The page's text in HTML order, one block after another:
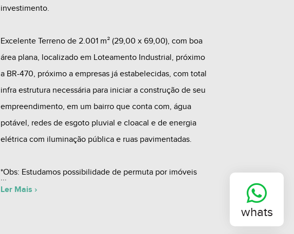
whats
investimento.
Excelente Terreno de 2.001 m² (29,00 x 69,00), com boa
área plana, localizado em Loteamento Industrial, próximo
a BR-470, próximo a empresas já estabelecidas, com total
infra estrutura necessária para iniciar a construção de seu
empreendimento, em um bairro que conta com, água
potável, redes de esgoto pluvial e cloacal e de energia
elétrica com iluminação pública e ruas pavimentadas.
*Obs: Estudamos possibilidade de permuta por imóveis
prontos. Valor Negociável.
Ler Mais ›